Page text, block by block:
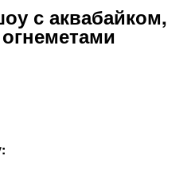
с аквабайком,